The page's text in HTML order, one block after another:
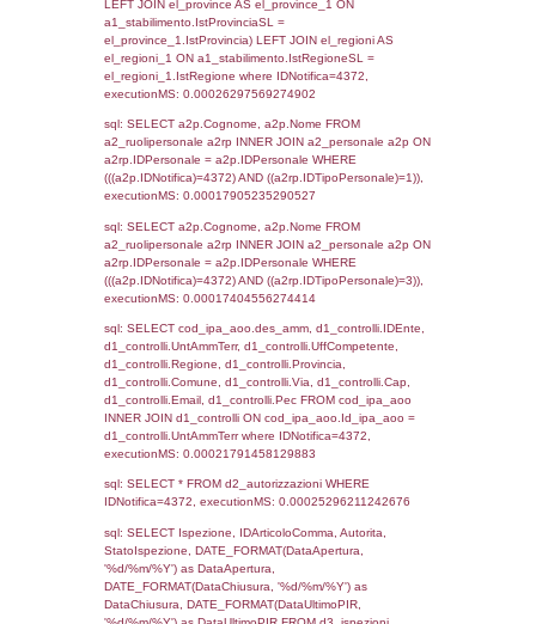
sql: SELECT COUNT(*) FROM `userlevels`
`userlevelid` = -2, executionMS:
sql: SELECT `userlevelid`, `userlevelname`
sql: SELECT COUNT(*) FROM
WHERE `userlevelid` = -2, executionMS:
sql: SELECT `tablename`, `userlevelid`,
`userlevelpermissions` WHERE `userlevelid`
sql: SELECT a1.RagioneSociale,
localita, el_prov.citta AS provincia,
DATE(n.DataInvioNotifica) as
n.FileNotificaZip, n.DataFileNotificaZip
n.CodiceUnivoco LEFT JOIN
a1.CodiceUnivoco = n.CodiceUnivoco LEFT
el_comuni AS el_com ON a1.ComuneStab =
el_com.IstComune LEFT JOIN el_province
a1.ProvinciaStab = el_prov.IstProvincia